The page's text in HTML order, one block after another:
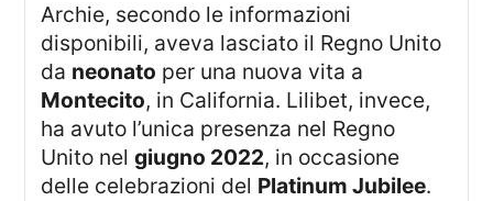
Archie, secondo le informazioni
disponibili, aveva lasciato il Regno Unito
da neonato per una nuova vita a
Montecito, in California. Lilibet, invece,
ha avuto l’unica presenza nel Regno
Unito nelgiugno 2022, in occasione
delle celebrazioni del Platinum Jubilee.